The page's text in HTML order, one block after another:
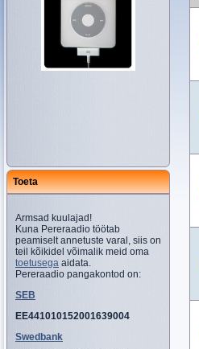
Toeta
Armsad kuulajad!
Kuna Pereraadio töötab
peamiselt annetuste varal, siis on
teil kõikidel võimalik meid oma
toetusega aidata.
Pereraadio pangakontod on:
SEB
EE441010152001639004
Swedbank